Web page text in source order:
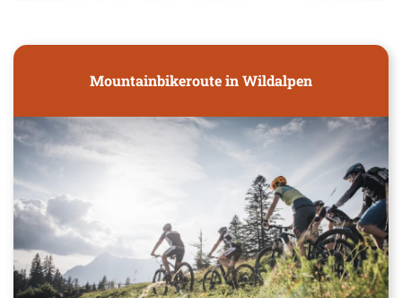
Mountainbikeroute in Wildalpen